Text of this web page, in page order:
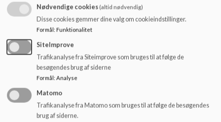
MDA
Mette Dalum
Nødvendige cookies(altid nødvendig)
Disse cookies gemmer dine valg om cookieindstillinger.
Formål: Funktionalitet
SiteImprove
Trafikanalyse fra Siteimprove som bruges til at følge de
besøgendes brug af siderne
Formål: Analyse
Matomo
Trafikanalyse fra Matomo som bruges til at følge de besøgendes
brug af siderne.